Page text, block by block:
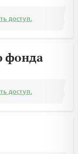
доступ.
фонда
доступ.